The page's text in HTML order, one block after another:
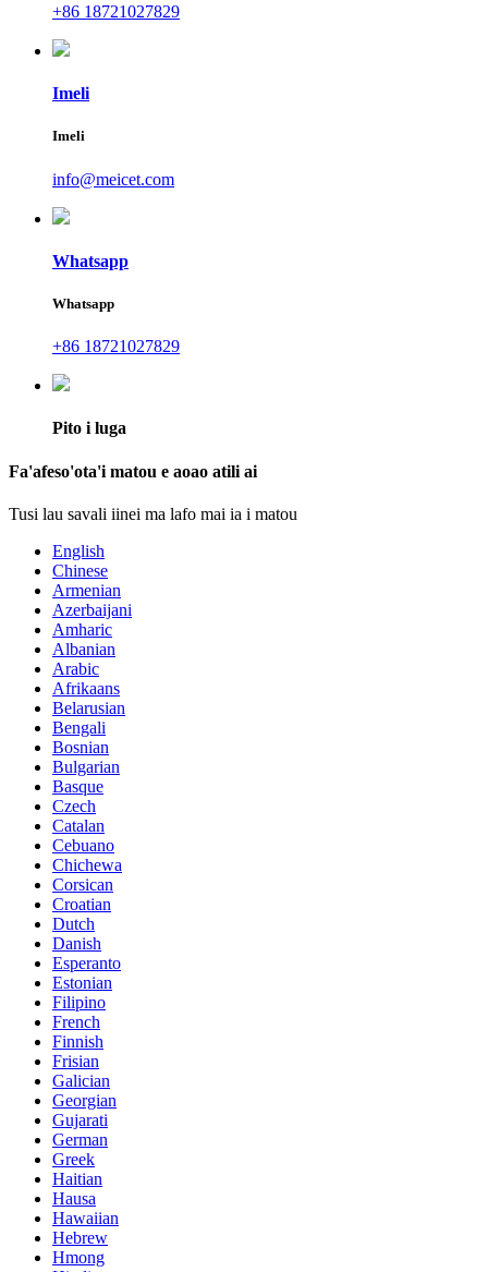
+86 18721027829
Imeli
Imeli
info@meicet.com
Whatsapp
Whatsapp
+86 18721027829
Pito i luga
Fa'afeso'ota'i matou e aoao atili ai
Tusi lau savali iinei ma lafo mai ia i matou
English
Chinese
Armenian
Azerbaijani
Amharic
Albanian
Arabic
Afrikaans
Belarusian
Bengali
Bosnian
Bulgarian
Basque
Czech
Catalan
Cebuano
Chichewa
Corsican
Croatian
Dutch
Danish
Esperanto
Estonian
Filipino
French
Finnish
Frisian
Galician
Georgian
Gujarati
German
Greek
Haitian
Hausa
Hawaiian
Hebrew
Hmong